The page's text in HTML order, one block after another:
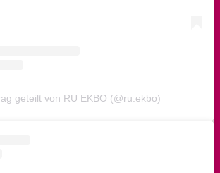
geteilt von RU EKBO (@ru.ekbo)